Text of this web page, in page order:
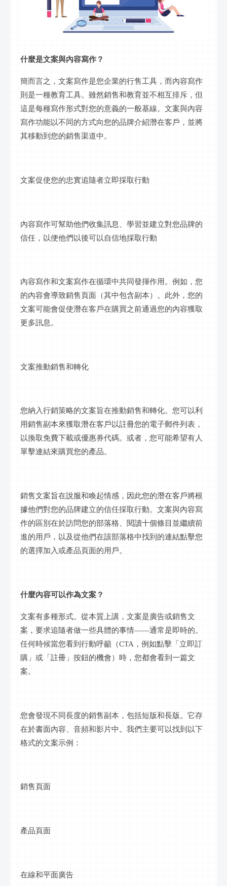
什麼是文案與內容寫作？
簡而言之，文案寫作是您企業的行售工具，而內容寫作
則是一種教育工具。雖然銷售和教育並不相互排斥，但
這是每種寫作形式對您的意義的一般基線。文案與內容
寫作功能以不同的方式向您的品牌介紹潛在客戶，並將
其移動到您的銷售渠道中。
文案促使您的忠實追隨者立即採取行動
內容寫作可幫助他們收集訊息、學習並建立對您品牌的
信任，以便他們以後可以自信地採取行動
內容寫作和文案寫作在循環中共同發揮作用。例如，您
的內容會導致銷售頁面（其中包含副本）。此外，您的
文案可能會促使潛在客戶在購買之前通過您的內容獲取
更多訊息。
文案推動銷售和轉化
您納入行銷策略的文案旨在推動銷售和轉化。您可以利
用銷售副本來獲取潛在客戶以註冊您的電子郵件列表，
以換取免費下載或優惠券代碼。或者，您可能希望有人
單擊連結來購買您的產品。
銷售文案旨在說服和喚起情感，因此您的潛在客戶將根
據他們對您的品牌建立的信任採取行動。文案與內容寫
作的區別在於訪問您的部落格、閱讀十個條目並繼續前
進的用戶，以及從他們在該部落格中找到的連結點擊您
的選擇加入或產品頁面的用戶。
什麼內容可以作為文案？
文案有多種形式。從本質上講，文案是廣告或銷售文
案，要求追隨者做一些具體的事情——通常是即時的。
任何時候當您看到行動呼籲（CTA，例如點擊「立即訂
購」或「註冊」按鈕的機會）時，您都會看到一篇文
案。
您會發現不同長度的銷售副本，包括短版和長版。它存
在於書面內容、音頻和影片中。我們主要可以找到以下
格式的文案示例：
銷售頁面
產品頁面
在線和平面廣告